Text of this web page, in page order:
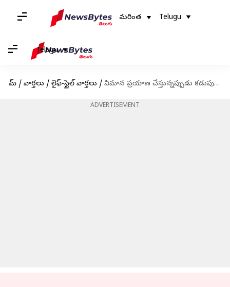
మరింత Telugu
Telugu
హోమ్ / వార్తలు / లైఫ్-స్టైల్ వార్తలు / విమాన ప్రయాణ చేస్తున్నప్పుడు కడుపులో ఇబ్బందిగా అనిపిస్తుందా? ప్రయాణానికి ముందు ఈ ఆహారాలు తినకండి
ADVERTISEMENT